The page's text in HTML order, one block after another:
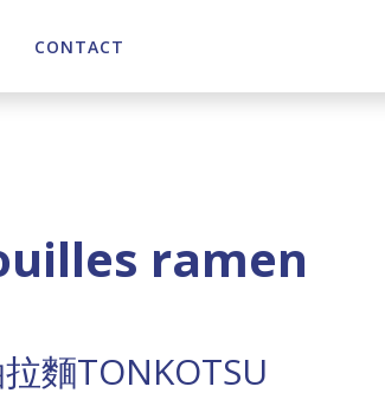
CONTACT
ramen
麵TONKOTSU